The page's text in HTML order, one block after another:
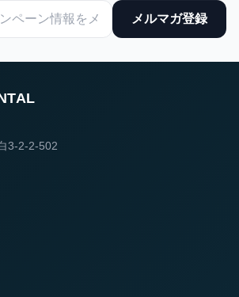
メルマガ登録
3-2-2-502